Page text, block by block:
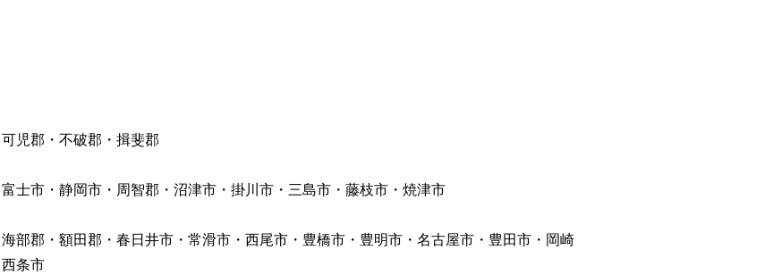
児郡・不破郡・揖斐郡
士市・静岡市・周智郡・沼津市・掛川市・三島市・藤枝市・焼津市
部郡・額田郡・春日井市・常滑市・西尾市・豊橋市・豊明市・名古屋市・豊田市・岡崎
条市